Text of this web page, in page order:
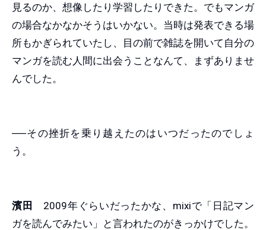
見るのか、想像したり学習したりできた。でもマンガ
の場合なかなかそうはいかない。当時は発表できる場
所もかぎられていたし、目の前で雑誌を開いて自分の
マンガを読む人間に出会うことなんて、まずありませ
んでした。
──その挫折を乗り越えたのはいつだったのでしょ
う。
濱田
2009年ぐらいだったかな、mixiで「日記マン
ガを読んでみたい」と言われたのがきっかけでした。